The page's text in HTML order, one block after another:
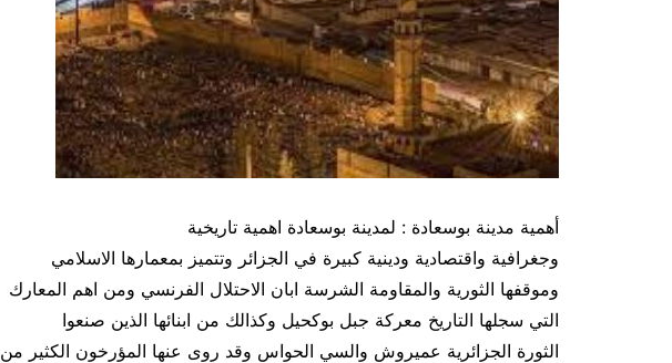
أهمية مدينة بوسعادة : لمدينة بوسعادة اهمية تاريخية
وجغرافية واقتصادية ودينية كبيرة في الجزائر وتتميز بمعمارها الاسلامي
وموقفها الثورية والمقاومة الشرسة ابان الاحتلال الفرنسي ومن اهم المعارك
التي سجلها التاريخ معركة جبل بوكحيل وكذالك من ابنائها الذين صنعوا
الثورة الجزائرية عميروش والسي الحواس وقد روى عنها المؤرخون الكثير من